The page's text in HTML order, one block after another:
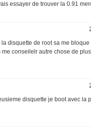
essayer de trouver la 0.91
disquette de root sa me
conseilelr autre chose de
disquette je boot avec la